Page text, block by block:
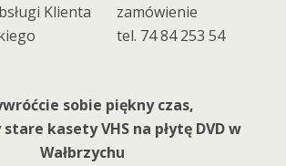
Klienta
zamówienie
tel. 74 84 253 54
sobie piękny czas,
kasety VHS na płytę DVD w
Wałbrzychu